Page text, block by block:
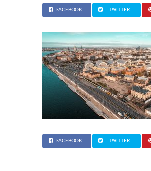
FACEBOOK TWITTER
FACEBOOK TWITTER